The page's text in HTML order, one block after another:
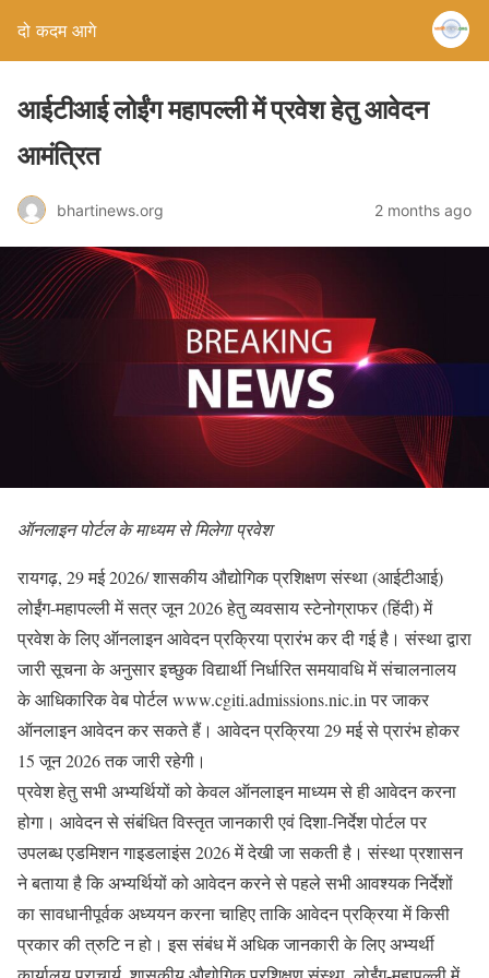
दो कदम आगे
आईटीआई लोईंग महापल्ली में प्रवेश हेतु आवेदन
आमंत्रित
bhartinews.org 2 months ago
ऑनलाइन पोर्टल के माध्यम से मिलेगा प्रवेश
रायगढ़, 29 मई 2026/ शासकीय औद्योगिक प्रशिक्षण संस्था (आईटीआई)
लोईंग-महापल्ली में सत्र जून 2026 हेतु व्यवसाय स्टेनोग्राफर (हिंदी) में
प्रवेश के लिए ऑनलाइन आवेदन प्रक्रिया प्रारंभ कर दी गई है। संस्था द्वारा
जारी सूचना के अनुसार इच्छुक विद्यार्थी निर्धारित समयावधि में संचालनालय
के आधिकारिक वेब पोर्टल www.cgiti.admissions.nic.in पर जाकर
ऑनलाइन आवेदन कर सकते हैं। आवेदन प्रक्रिया 29 मई से प्रारंभ होकर
15 जून 2026 तक जारी रहेगी।
प्रवेश हेतु सभी अभ्यर्थियों को केवल ऑनलाइन माध्यम से ही आवेदन करना
होगा। आवेदन से संबंधित विस्तृत जानकारी एवं दिशा-निर्देश पोर्टल पर
उपलब्ध एडमिशन गाइडलाइंस 2026 में देखी जा सकती है। संस्था प्रशासन
ने बताया है कि अभ्यर्थियों को आवेदन करने से पहले सभी आवश्यक निर्देशों
का सावधानीपूर्वक अध्ययन करना चाहिए ताकि आवेदन प्रक्रिया में किसी
प्रकार की त्रुटि न हो। इस संबंध में अधिक जानकारी के लिए अभ्यर्थी